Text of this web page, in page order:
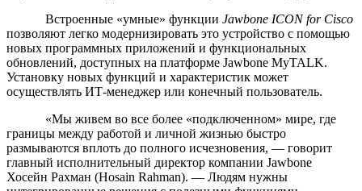
Встроенные «умные» функции Jawbone ICON for Cisco
позволяют легко модернизировать это устройство с помощью
новых программных приложений и функциональных
обновлений, доступных на платформе Jawbone MyTALK.
Установку новых функций и характеристик может
осуществлять ИТ-менеджер или конечный пользователь.
«Мы живем во все более «подключенном» мире, где
границы между работой и личной жизнью быстро
размываются вплоть до полного исчезновения, — говорит
главный исполнительный директор компании Jawbone
Хосейн Рахман (Hosain Rahman). — Людям нужны